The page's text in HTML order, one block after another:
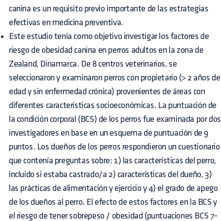
canina es un requisito previo importante de las estrategias
efectivas en medicina preventiva.
Este estudio tenía como objetivo investigar los factores de
riesgo de obesidad canina en perros adultos en la zona de
Zealand, Dinamarca. De 8 centros veterinarios, se
seleccionaron y examinaron perros con propietario (> 2 años de
edad y sin enfermedad crónica) provenientes de áreas con
diferentes características socioeconómicas. La puntuación de
la condición corporal (BCS) de los perros fue examinada por dos
investigadores en base en un esquema de puntuación de 9
puntos. Los dueños de los perros respondieron un cuestionario
que contenía preguntas sobre: ​​1) las características del perro,
incluido si estaba castrado/a 2) características del dueño, 3)
las prácticas de alimentación y ejercicio y 4) el grado de apego
de los dueños al perro. El efecto de estos factores en la BCS y
el riesgo de tener sobrepeso / obesidad (puntuaciones BCS 7-